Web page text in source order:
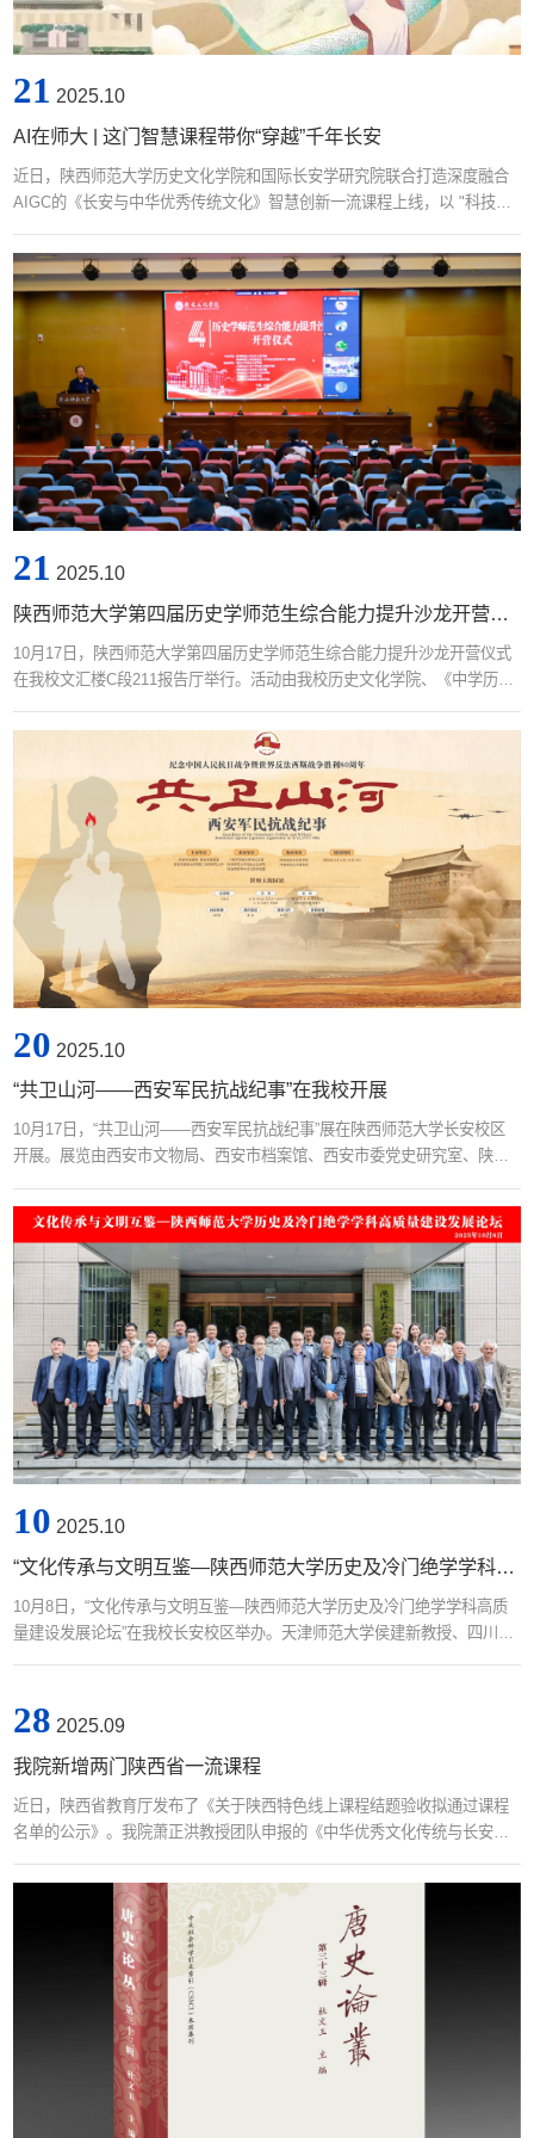
21 2025.10
AI在师大 | 这门智慧课程带你“穿越”千年长安
近日，陕西师范大学历史文化学院和国际长安学研究院联合打造深度融合
AIGC的《长安与中华优秀传统文化》智慧创新一流课程上线，以 "科技赋
秀传统文化的数智转化。课程发挥关中地缘优势和陕西师范大学历史研究
学科优势，深度融合十三朝古都长安的历史文化底蕴与数字技术创新应
用，建设成了目前国内一流的以学生为中心、以开放的历史教学与研究资
源为保障，系统融合了生成式人工智能及大数据等前沿信息技术且能够持
续迭代优化的在线学习平台。...
21 2025.10
陕西师范大学第四届历史学师范生综合能力提升沙龙开营仪式在我校举行
10月17日，陕西师范大学第四届历史学师范生综合能力提升沙龙开营仪式
在我校文汇楼C段211报告厅举行。活动由我校历史文化学院、《中学历史
共同体学院、湖北师范大学历史文化学院、新疆师范大学历史与社会学
院、青海师范大学历史学院、宝鸡文理学院政法与历史学院协办。学院副
院长郭响宏、刘旭辉，学科教学论蔡娜副教授，基础教学实验中心副主任
苏争艳副教授，团委书记孙懿文，...
20 2025.10
“共卫山河——西安军民抗战纪事”在我校开展
10月17日，“共卫山河——西安军民抗战纪事”展在陕西师范大学长安校区
开展。展览由西安市文物局、西安市档案馆、西安市委党史研究室、陕西
陕西高校革命文化传承联盟承办，陕西师范大学图书馆及陕西师范大学教
务处协办，将持续展出至2025年12月17日。展览萃选出照片约36组，通过
“西安军民反空袭”“团结御侮赴国难”“起来，陕西冷娃！”“守护前线勇当先”四
个单元，...
10 2025.10
“文化传承与文明互鉴—陕西师范大学历史及冷门绝学学科高质量建设发展论坛”在我校举办
10月8日，“文化传承与文明互鉴—陕西师范大学历史及冷门绝学学科高质
量建设发展论坛”在我校长安校区举办。天津师范大学侯建新教授、四川大
范大学韩东育教授、南开大学王利华教授、中国社会科学院陈星灿研究
员、武汉大学刘安志教授，陕西师范大学副校长李秉忠教授以及历史文化
学院党政领导班子、...
28 2025.09
我院新增两门陕西省一流课程
近日，陕西省教育厅发布了《关于陕西特色线上课程结题验收拟通过课程
名单的公示》。我院萧正洪教授团队申报的《中华优秀文化传统与长安》
收，并被认定为省级一流本科课程。在线开放课程建设是推动教育教学数
字化转型的重要举措。学院依托中国史学科的深厚积淀与特色优势，发挥
学院在虚拟仿真实验、数字人文等领域的发展优势，持续加强优质线上教
学资源建设。此次入选的两门课程，...